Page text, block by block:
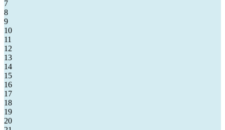
7
8
9
10
11
12
13
14
15
16
17
18
19
20